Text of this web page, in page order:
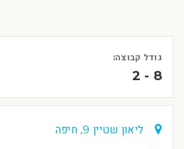
גודל קבוצה:
2 - 8
ליאון שטיין 9, חיפה